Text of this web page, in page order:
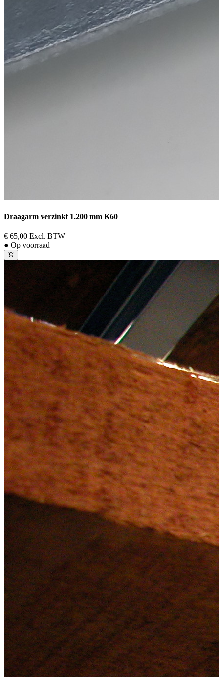
Draagarm verzinkt 1.200 mm K60
€ 65,00 Excl. BTW
● Op voorraad